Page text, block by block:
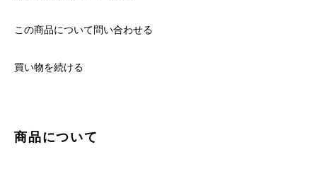
この商品について問い合わせる
買い物を続ける
商品について